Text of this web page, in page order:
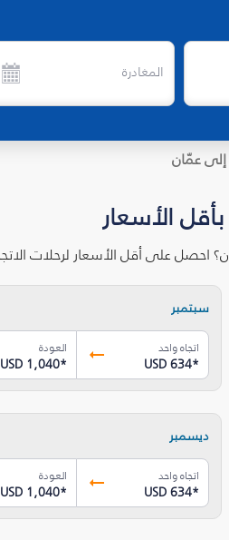
المغادرة
سبتمبر
اتجاه واحد
USD 634*
العودة
USD 1,040*
ديسمبر
اتجاه واحد
USD 634*
العودة
USD 1,040*